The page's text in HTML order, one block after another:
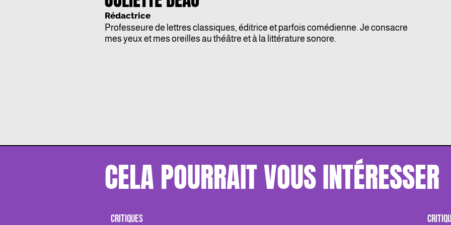
Rédactrice
Professeure de lettres classiques, éditrice et parfois comédienne. Je consacre
mes yeux et mes oreilles au théâtre et à la littérature sonore.
CELA POURRAIT VOUS INTÉRESSER
CRITIQUES